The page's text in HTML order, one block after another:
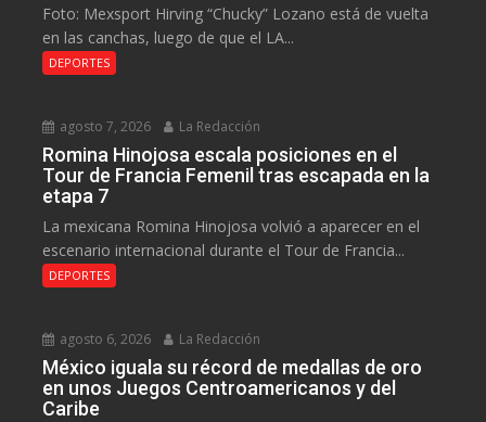
Foto: Mexsport Hirving “Chucky” Lozano está de vuelta
en las canchas, luego de que el LA...
DEPORTES
agosto 7, 2026 La Redacción
Romina Hinojosa escala posiciones en el
Tour de Francia Femenil tras escapada en la
etapa 7
La mexicana Romina Hinojosa volvió a aparecer en el
escenario internacional durante el Tour de Francia...
DEPORTES
agosto 6, 2026 La Redacción
México iguala su récord de medallas de oro
en unos Juegos Centroamericanos y del
Caribe